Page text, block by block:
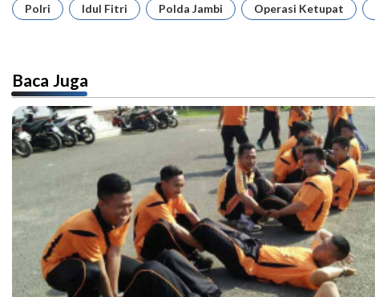
Polri Idul Fitri Polda Jambi Operasi Ketupat
Baca Juga